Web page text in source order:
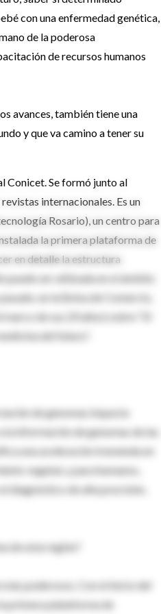
con una enfermedad genética,
de la poderosa
de recursos humanos
avances, también tiene una
y que va camino a tener su
Conicet. Se formó junto al
internacionales. Es un
Rosario), un centro para
la primera plataforma de
en detalle la estructura
ser utilizada en el ámbito
en la Bolsa de Comercio,
de sus 20 años) sobre “El
del futuro”.
de genomas impacta
información de genomas de las
una aceleración tremenda en
vegetal, y para humanos,
diagnóstico de alta precisión,
de esta región?
poderosos. Con el inicio del
primera plataforma de